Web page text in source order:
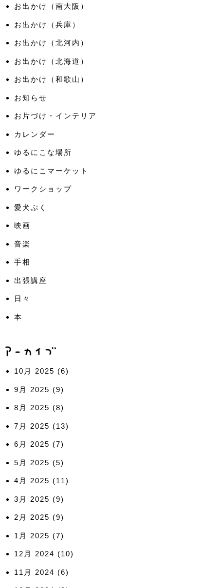
お出かけ（南大阪）
お出かけ（兵庫）
お出かけ（北河内）
お出かけ（北海道）
お出かけ（和歌山）
お知らせ
お片づけ・インテリア
カレンダー
ゆるにこな場所
ゆるにこマーケット
ワークショップ
愛犬ぷく
映画
音楽
手相
出張講座
日々
本
10月 2025 (6)
9月 2025 (9)
8月 2025 (8)
7月 2025 (13)
6月 2025 (7)
5月 2025 (5)
4月 2025 (11)
3月 2025 (9)
2月 2025 (9)
1月 2025 (7)
12月 2024 (10)
11月 2024 (6)